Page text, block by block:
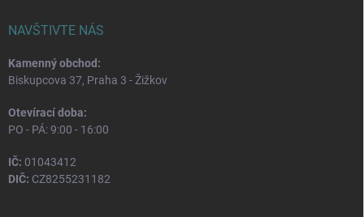
NAVŠTIVTE NÁS
Kamenný obchod:
Biskupcova 37, Praha 3 - Žižkov
Otevírací doba:
PO - PÁ: 9:00 - 16:00
IČ: 01043412
DIČ: CZ8255231182